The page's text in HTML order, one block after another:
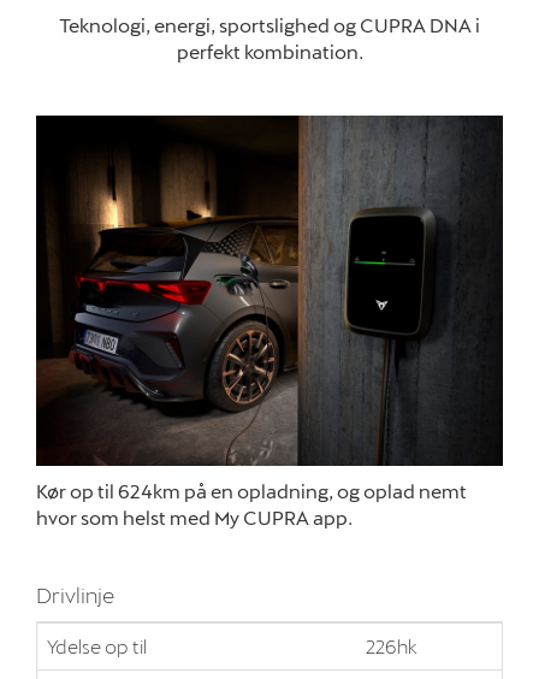
Teknologi, energi, sportslighed og CUPRA DNA i
perfekt kombination.
Kør op til 624km på en opladning, og oplad nemt
hvor som helst med My CUPRA app.
Drivlinje
Ydelse op til 226hk